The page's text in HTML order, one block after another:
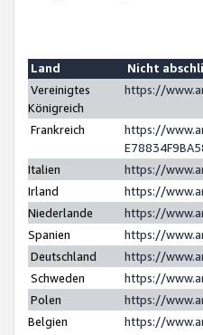
Land
Nicht
Vereinigtes
Königreich
https://
Frankreich
https://
Italien
https://
Irland
https://
Niederlande
https://
Spanien
https://
Deutschland
https://
Schweden
https://
Polen
https://
Belgien
https://